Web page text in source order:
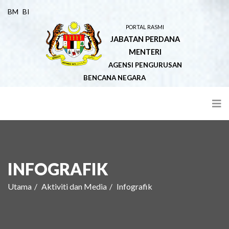
BM BI
PORTAL RASMI
JABATAN PERDANA
MENTERI
AGENSI PENGURUSAN
BENCANA NEGARA
INFOGRAFIK
Utama Aktiviti dan Media Infografik